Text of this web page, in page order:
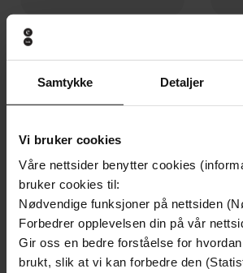
Samtykke Detaljer
Vi bruker cookies
Våre nettsider benytter cookies
bruker cookies til:
Nødvendige funksjoner på nettsiden
Forbedrer opplevelsen din på vår
Gir oss en bedre forståelse for
brukt, slik at vi kan forbedre den
Magnhild
Guri Idsø Viken
Andre har også kjøpt
Premium